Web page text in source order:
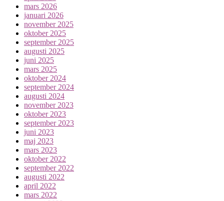
mars 2026
januari 2026
november 2025
oktober 2025
september 2025
augusti 2025
juni 2025
mars 2025
oktober 2024
september 2024
augusti 2024
november 2023
oktober 2023
september 2023
juni 2023
maj 2023
mars 2023
oktober 2022
september 2022
augusti 2022
april 2022
mars 2022